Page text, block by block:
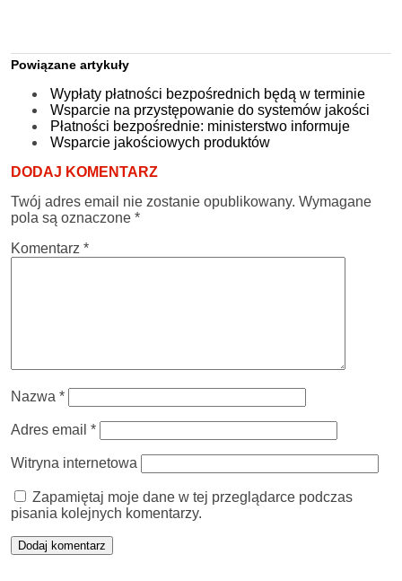
Powiązane artykuły
Wypłaty płatności bezpośrednich będą w terminie
Wsparcie na przystępowanie do systemów jakości
Płatności bezpośrednie: ministerstwo informuje
Wsparcie jakościowych produktów
DODAJ KOMENTARZ
Twój adres email nie zostanie opublikowany. Wymagane
pola są oznaczone *
Komentarz *
Nazwa *
Adres email *
Witryna internetowa
Zapamiętaj moje dane w tej przeglądarce podczas
pisania kolejnych komentarzy.